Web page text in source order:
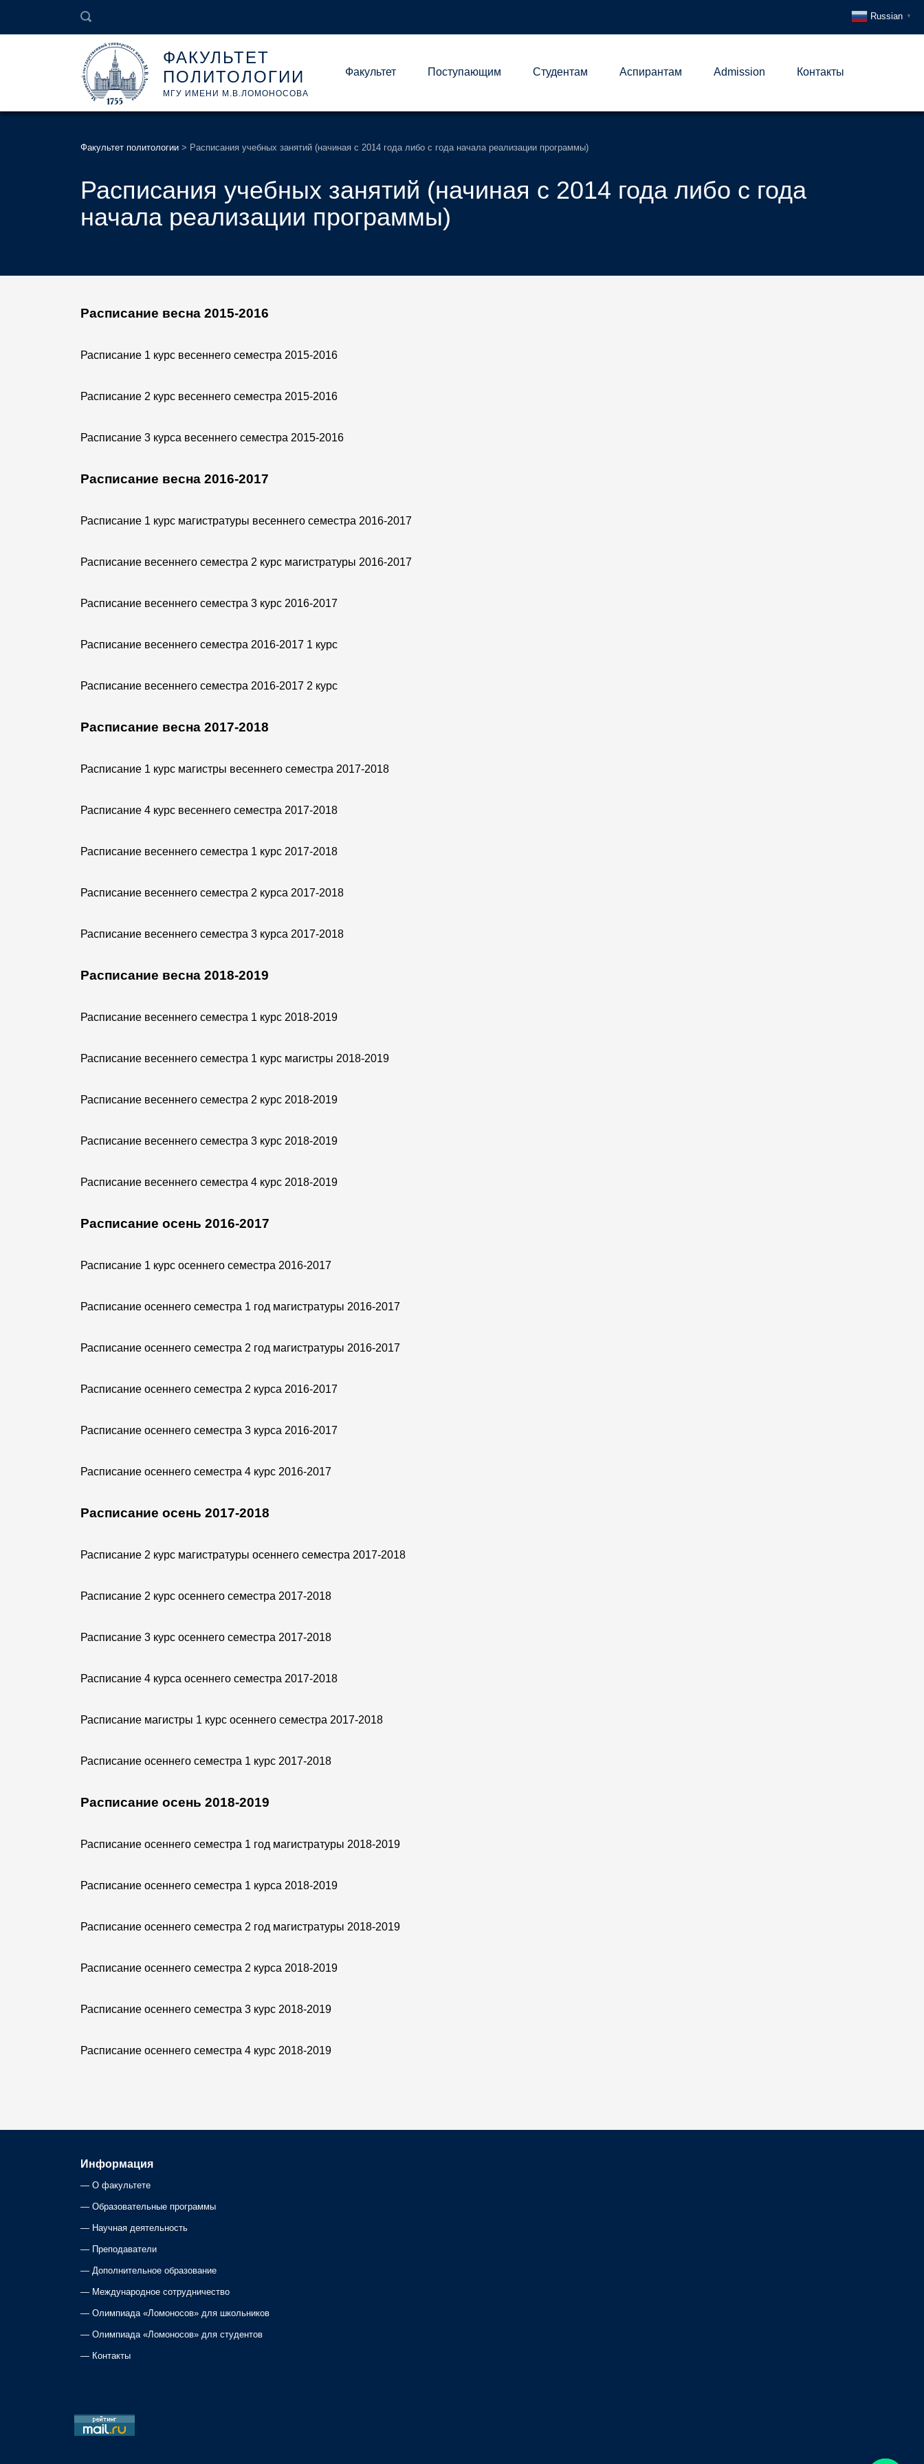
ФАКУЛЬТЕТ
ПОЛИТОЛОГИИ
МГУ ИМЕНИ М.В.ЛОМОНОСОВА
Факультет Поступающим Студентам Аспирантам Admission Контакты
Факультет политологии > Расписания учебных занятий (начиная с 2014 года либо с года начала реализации программы)
Расписания учебных занятий (начиная с 2014 года либо с года
начала реализации программы)
Расписание весна 2015-2016
Расписание 1 курс весеннего семестра 2015-2016
Расписание 2 курс весеннего семестра 2015-2016
Расписание 3 курса весеннего семестра 2015-2016
Расписание весна 2016-2017
Расписание 1 курс магистратуры весеннего семестра 2016-2017
Расписание весеннего семестра 2 курс магистратуры 2016-2017
Расписание весеннего семестра 3 курс 2016-2017
Расписание весеннего семестра 2016-2017 1 курс
Расписание весеннего семестра 2016-2017 2 курс
Расписание весна 2017-2018
Расписание 1 курс магистры весеннего семестра 2017-2018
Расписание 4 курс весеннего семестра 2017-2018
Расписание весеннего семестра 1 курс 2017-2018
Расписание весеннего семестра 2 курса 2017-2018
Расписание весеннего семестра 3 курса 2017-2018
Расписание весна 2018-2019
Расписание весеннего семестра 1 курс 2018-2019
Расписание весеннего семестра 1 курс магистры 2018-2019
Расписание весеннего семестра 2 курс 2018-2019
Расписание весеннего семестра 3 курс 2018-2019
Расписание весеннего семестра 4 курс 2018-2019
Расписание осень 2016-2017
Расписание 1 курс осеннего семестра 2016-2017
Расписание осеннего семестра 1 год магистратуры 2016-2017
Расписание осеннего семестра 2 год магистратуры 2016-2017
Расписание осеннего семестра 2 курса 2016-2017
Расписание осеннего семестра 3 курса 2016-2017
Расписание осеннего семестра 4 курс 2016-2017
Расписание осень 2017-2018
Расписание 2 курс магистратуры осеннего семестра 2017-2018
Расписание 2 курс осеннего семестра 2017-2018
Расписание 3 курс осеннего семестра 2017-2018
Расписание 4 курса осеннего семестра 2017-2018
Расписание магистры 1 курс осеннего семестра 2017-2018
Расписание осеннего семестра 1 курс 2017-2018
Расписание осень 2018-2019
Расписание осеннего семестра 1 год магистратуры 2018-2019
Расписание осеннего семестра 1 курса 2018-2019
Расписание осеннего семестра 2 год магистратуры 2018-2019
Расписание осеннего семестра 2 курса 2018-2019
Расписание осеннего семестра 3 курс 2018-2019
Расписание осеннего семестра 4 курс 2018-2019
Информация
— О факультете
— Образовательные программы
— Научная деятельность
— Преподаватели
— Дополнительное образование
— Международное сотрудничество
— Олимпиада «Ломоносов» для школьников
— Олимпиада «Ломоносов» для студентов
— Контакты
Russian ▼